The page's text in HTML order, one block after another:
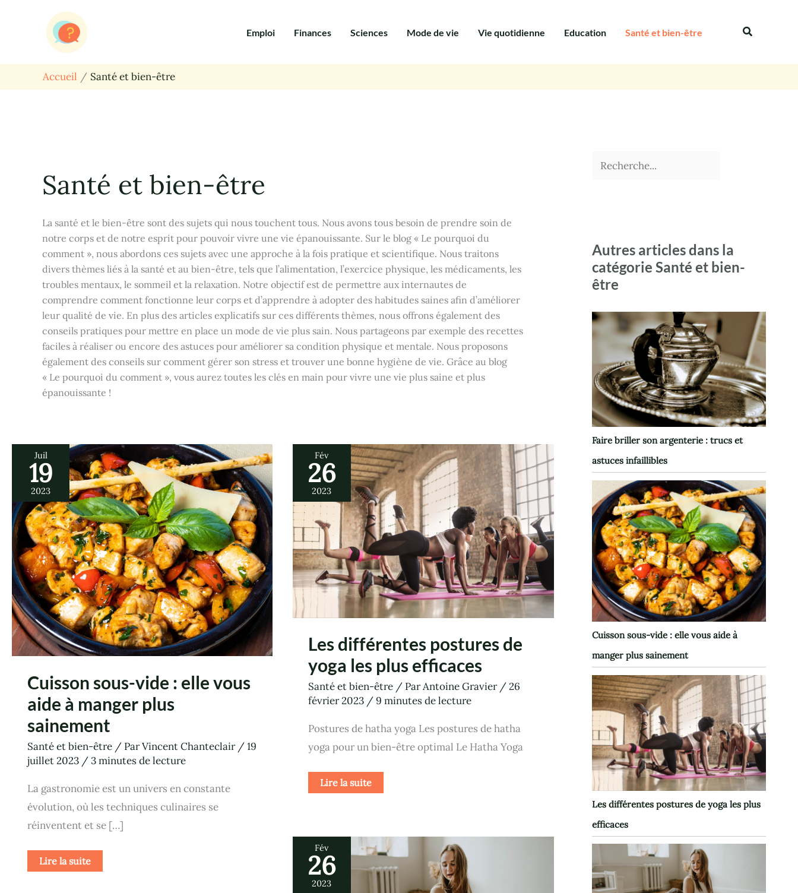
Emploi Finances Sciences Mode de vie Vie quotidienne Education Santé et bien-être
Accueil Santé et bien-être
Santé et bien-être
La santé et le bien-être sont des sujets qui nous touchent tous. Nous avons tous besoin de prendre soin de
notre corps et de notre esprit pour pouvoir vivre une vie épanouissante. Sur le blog « Le pourquoi du
comment », nous abordons ces sujets avec une approche à la fois pratique et scientifique. Nous traitons
divers thèmes liés à la santé et au bien-être, tels que l’alimentation, l’exercice physique, les médicaments, les
troubles mentaux, le sommeil et la relaxation. Notre objectif est de permettre aux internautes de
comprendre comment fonctionne leur corps et d’apprendre à adopter des habitudes saines afin d’améliorer
leur qualité de vie. En plus des articles explicatifs sur ces différents thèmes, nous offrons également des
conseils pratiques pour mettre en place un mode de vie plus sain. Nous partageons par exemple des recettes
faciles à réaliser ou encore des astuces pour améliorer sa condition physique et mentale. Nous proposons
également des conseils sur comment gérer son stress et trouver une bonne hygiène de vie. Grâce au blog
« Le pourquoi du comment », vous aurez toutes les clés en main pour vivre une vie plus saine et plus
épanouissante !
Juil
19
2023
Cuisson sous-vide : elle vous
aide à manger plus
sainement
Santé et bien-être/ ParVincent Chanteclair /19
juillet 2023 /3 minutes de lecture
La gastronomie est un univers en constante
évolution, où les techniques culinaires se
réinventent et se […]
Cuisson
sous-
vide
:
elle
vous
aide
à
manger
plus
sainement
Lire la suite
Fév
26
2023
Les différentes postures de
yoga les plus efficaces
Santé et bien-être/ ParAntoine Gravier /26
février 2023 /9 minutes de lecture
Postures de hatha yoga Les postures de hatha
yoga pour un bien-être optimal Le Hatha Yoga
Les
différentes
postures
de
yoga
les
plus
efficaces
Lire la suite
Fév
26
2023
Comment
débuter
le
yoga
Autres articles dans la
catégorie Santé et bien-
être
Faire briller son argenterie : trucs et
astuces infaillibles
Cuisson sous-vide : elle vous aide à
manger plus sainement
Les différentes postures de yoga les plus
efficaces